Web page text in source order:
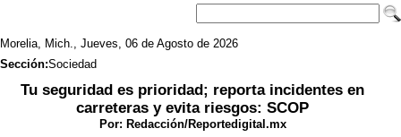
Morelia, Mich., Jueves, 06 de Agosto de 2026
Sección:Sociedad
Tu seguridad es prioridad; reporta incidentes en
carreteras y evita riesgos: SCOP
Por: Redacción/Reportedigital.mx